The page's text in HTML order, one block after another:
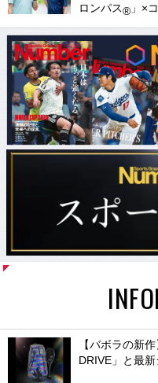
ロンパス® 」×
【バボラの新
DRIVE」と最